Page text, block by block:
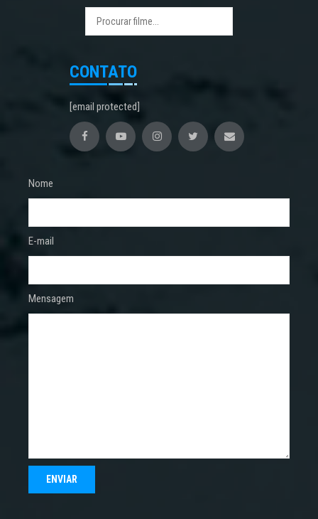
CONTATO
[email protected]
Nome
E-mail
Mensagem